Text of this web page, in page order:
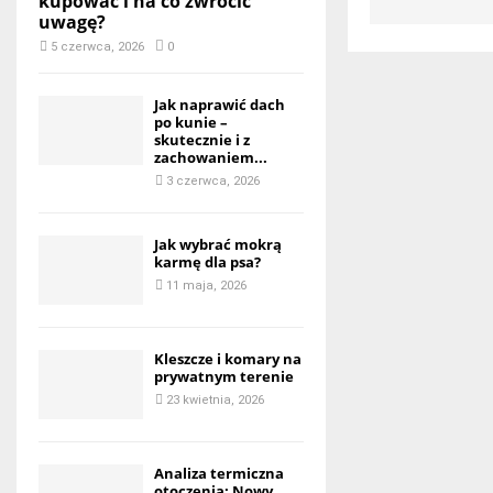
uwagę?
5 czerwca, 2026 0
Jak naprawić dach
po kunie –
skutecznie i z
zachowaniem...
3 czerwca, 2026
Jak wybrać mokrą
karmę dla psa?
11 maja, 2026
Kleszcze i komary na
prywatnym terenie
23 kwietnia, 2026
Analiza termiczna